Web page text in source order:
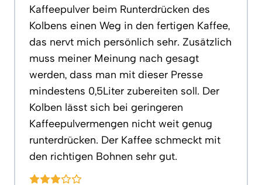
Kaffeepulver beim Runterdrücken des
Kolbens einen Weg in den fertigen Kaffee,
das nervt mich persönlich sehr. Zusätzlich
muss meiner Meinung nach gesagt
werden, dass man mit dieser Presse
mindestens 0,5Liter zubereiten soll. Der
Kolben lässt sich bei geringeren
Kaffeepulvermengen nicht weit genug
runterdrücken. Der Kaffee schmeckt mit
den richtigen Bohnen sehr gut.